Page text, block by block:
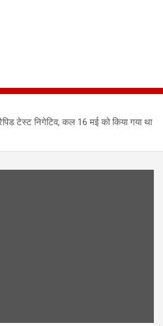
टेस्ट निगेटिव, कल 16 मई को किया गया था